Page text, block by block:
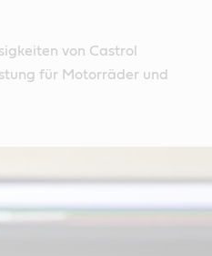
von Castrol
für Motorräder und